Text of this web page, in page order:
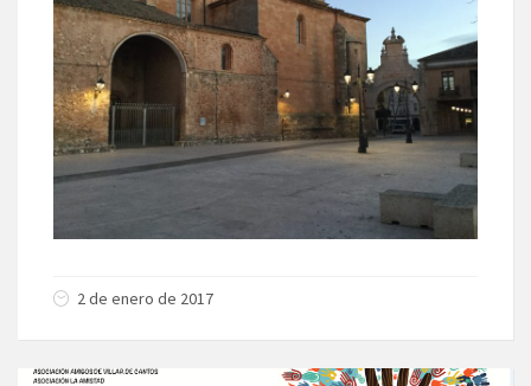
2 de enero de 2017